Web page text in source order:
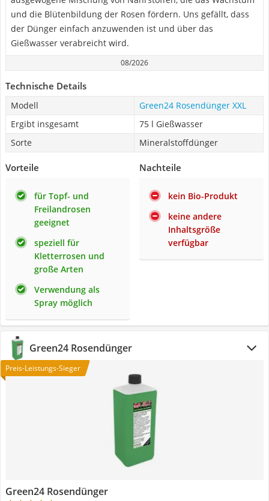
und die Blütenbildung der Rosen fördern. Uns gefällt, dass
der Dünger einfach anzuwenden ist und über das
Gießwasser verabreicht wird.
08/2026
Technische Details
Modell
Green24 Rosendünger XXL
Ergibt insgesamt
75 l Gießwasser
Sorte
Mineralstoffdünger
Vorteile
für Topf- und
Freilandrosen
geeignet
speziell für
Kletterrosen und
große Arten
Verwendung als
Spray möglich
Nachteile
kein Bio-Produkt
keine andere
Inhaltsgröße
verfügbar
Green24 Rosendünger
Preis-Leistungs-Sieger
Green24 Rosendünger